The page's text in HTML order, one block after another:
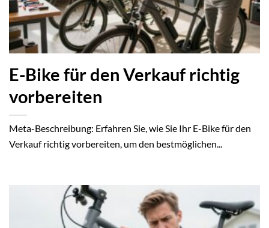
E-Bike für den Verkauf richtig
vorbereiten
Meta-Beschreibung: Erfahren Sie, wie Sie Ihr E-Bike für den
Verkauf richtig vorbereiten, um den bestmöglichen...